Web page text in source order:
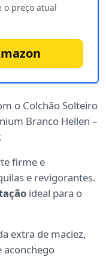
o preço atual
o Colchão Solteiro
Branco Hellen –
firme e
e revigorantes.
ideal para o
extra de maciez,
aconchego